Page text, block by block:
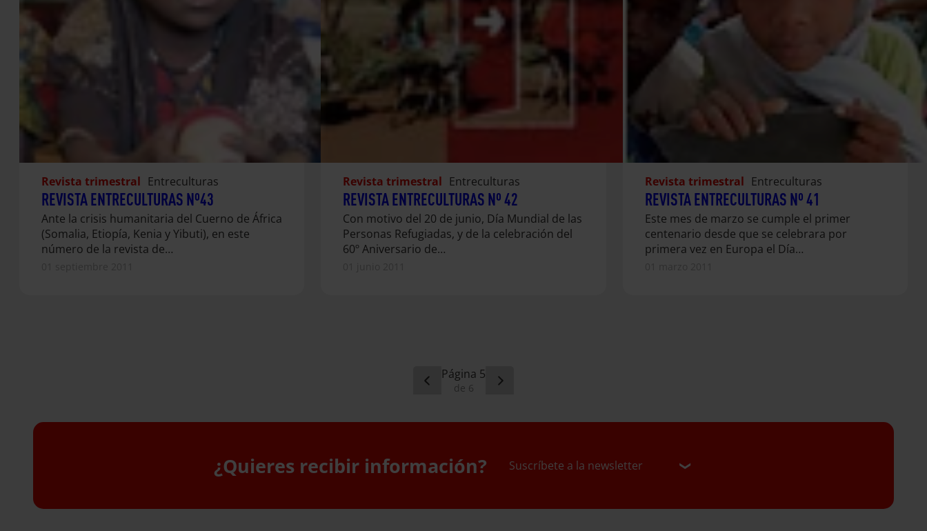
Revista trimestral Entreculturas
REVISTA ENTRECULTURAS Nº43
Ante la crisis humanitaria del Cuerno de África
(Somalia, Etiopía, Kenia y Yibuti), en este
número de la revista de…
Revista trimestral Entreculturas
REVISTA ENTRECULTURAS Nº 42
Con motivo del 20 de junio, Día Mundial de las
Personas Refugiadas, y de la celebración del
60º Aniversario de…
Revista trimestral Entreculturas
REVISTA ENTRECULTURAS Nº 41
Este mes de marzo se cumple el primer
centenario desde que se celebrara por
primera vez en Europa el Día…
5
6
¿Quieres recibir información? Suscríbete a la newsletter